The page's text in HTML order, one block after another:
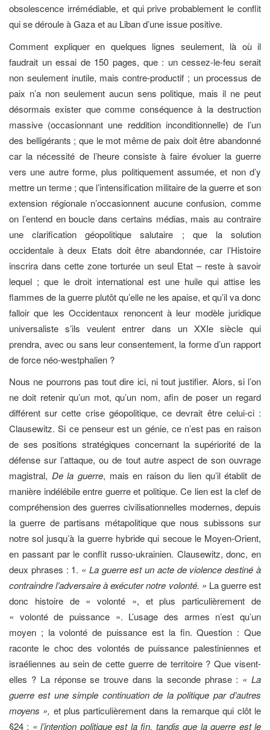
obsolescence irrémédiable, et qui prive probablement le conflit
qui se déroule à Gaza et au Liban d’une issue positive.
Comment expliquer en quelques lignes seulement, là où il
faudrait un essai de 150 pages, que : un cessez-le-feu serait
non seulement inutile, mais contre-productif ; un processus de
paix n’a non seulement aucun sens politique, mais il ne peut
désormais exister que comme conséquence à la destruction
massive (occasionnant une reddition inconditionnelle) de l’un
des belligérants ; que le mot même de paix doit être abandonné
car la nécessité de l’heure consiste à faire évoluer la guerre
vers une autre forme, plus politiquement assumée, et non d’y
mettre un terme ; que l’intensification militaire de la guerre et son
extension régionale n’occasionnent aucune confusion, comme
on l’entend en boucle dans certains médias, mais au contraire
une clarification géopolitique salutaire ; que la solution
occidentale à deux Etats doit être abandonnée, car l’Histoire
inscrira dans cette zone torturée un seul Etat – reste à savoir
lequel ; que le droit international est une huile qui attise les
flammes de la guerre plutôt qu’elle ne les apaise, et qu’il va donc
falloir que les Occidentaux renoncent à leur modèle juridique
universaliste s’ils veulent entrer dans un XXIe siècle qui
prendra, avec ou sans leur consentement, la forme d’un rapport
de force néo-westphalien ?
Nous ne pourrons pas tout dire ici, ni tout justifier. Alors, si l’on
ne doit retenir qu’un mot, qu’un nom, afin de poser un regard
différent sur cette crise géopolitique, ce devrait être celui-ci :
Clausewitz. Si ce penseur est un génie, ce n’est pas en raison
de ses positions stratégiques concernant la supériorité de la
défense sur l’attaque, ou de tout autre aspect de son ouvrage
magistral, De la guerre, mais en raison du lien qu’il établit de
manière indélébile entre guerre et politique. Ce lien est la clef de
compréhension des guerres civilisationnelles modernes, depuis
la guerre de partisans métapolitique que nous subissons sur
notre sol jusqu’à la guerre hybride qui secoue le Moyen-Orient,
en passant par le conflit russo-ukrainien. Clausewitz, donc, en
deux phrases : 1. « La guerre est un acte de violence destiné à
contraindre l’adversaire à exécuter notre volonté. » La guerre est
donc histoire de « volonté », et plus particulièrement de
« volonté de puissance ». L’usage des armes n’est qu’un
moyen ; la volonté de puissance est la fin. Question : Que
raconte le choc des volontés de puissance palestiniennes et
israéliennes au sein de cette guerre de territoire ? Que visent-
elles ? La réponse se trouve dans la seconde phrase : « La
guerre est une simple continuation de la politique par d’autres
moyens », et plus particulièrement dans la remarque qui clôt le
§24 : « l’intention politique est la fin, tandis que la guerre est le